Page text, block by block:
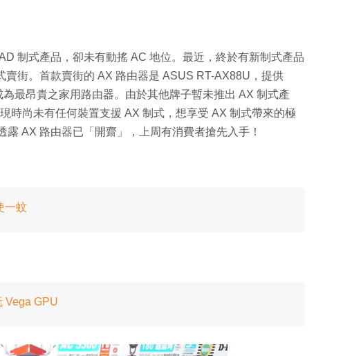
制式產品，卻未有動搖 AC 地位。最近，終於有新制式產品
街。首款賣街的 AX 路由器是 ASUS RT-AX88U，提供
最昂貴之家用路由器。由於其他牌子暫未推出 AX 制式產
時尚未有任何裝置支援 AX 制式，想享受 AX 制式帶來的極
AX 路由器已「開齋」，上周有消費者搶先入手！
一蚊
Vega GPU